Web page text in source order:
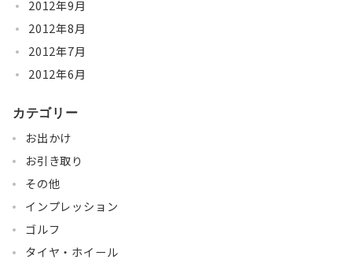
2012年9月
2012年8月
2012年7月
2012年6月
カテゴリー
お出かけ
お引き取り
その他
インプレッション
ゴルフ
タイヤ・ホイール